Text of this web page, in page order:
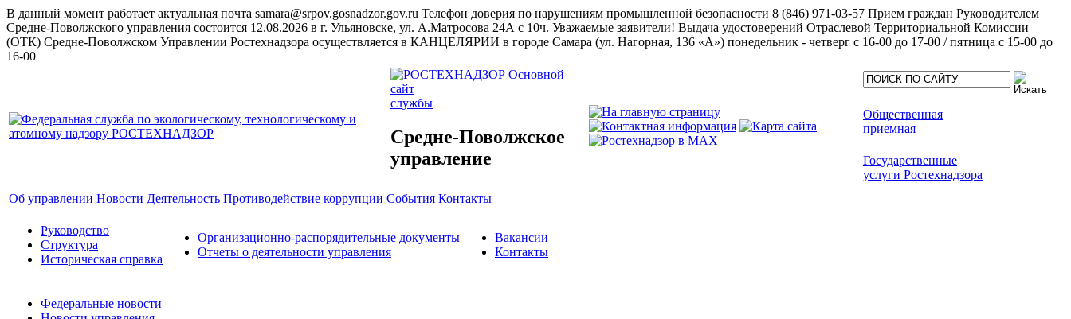
В данный момент работает актуальная почта samara@srpov.gosnadzor.gov.ru Телефон доверия по нарушениям промышленной безопасности 8 (846) 971-03-57 Прием граждан Руководителем
Средне-Поволжского управления состоится 12.08.2026 в г. Ульяновске, ул. А.Матросова 24А с 10ч. Уважаемые заявители! Выдача удостоверений Отраслевой Территориальной Комиссии
(ОТК) Средне-Поволжском Управлении Ростехнадзора осуществляется в КАНЦЕЛЯРИИ в городе Самара (ул. Нагорная, 136 «А») понедельник - четверг с 16-00 до 17-00 / пятница с 15-00 до
16-00
Основной
сайт
службы
Средне-Поволжское
управление
Общественная
приемная
Государственные
услуги Ростехнадзора
Об управлении Новости Деятельность Противодействие коррупции События Контакты
Руководство
Структура
Историческая справка
Организационно-распорядительные документы
Отчеты о деятельности управления
Вакансии
Контакты
Федеральные новости